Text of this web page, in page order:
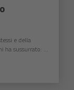
e della
ha sussurrato: ...